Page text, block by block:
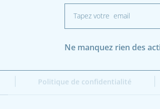
Ne manquez rien des
Politique de confidentialité